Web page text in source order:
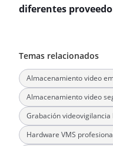
diferentes
Temas relacionados
Almacenamiento video
Almacenamiento video
Grabación videovigilancia
Hardware VMS